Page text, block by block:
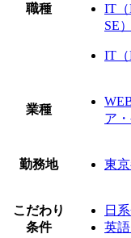
職種
IT（
SE）
IT（
業種
ア・
勤務地 東
こだわり
条件
日
英